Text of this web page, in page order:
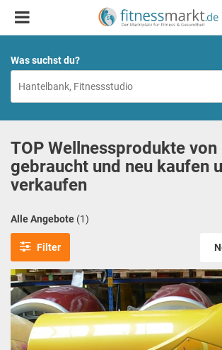
Was suchst du?
TOP Wellnessprodukte
gebraucht und neu kaufen
verkaufen
Alle Angebote (1)
Filter